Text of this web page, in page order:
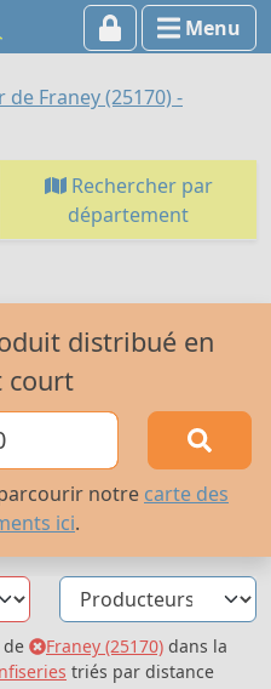
Menu
Franey (25170) -
Rechercher par
département
distribué en
court
notre carte des
ici.
de Franey (25170) dans la
triés par distance